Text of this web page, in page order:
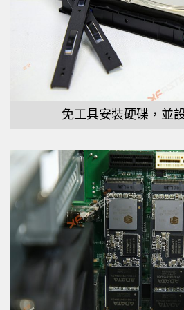
免工具安裝硬碟，並